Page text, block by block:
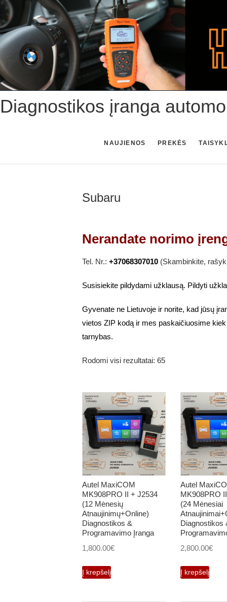
Skip
to
content
Diagnostikos įranga
NAUJIENOS PREKĖS
Subaru
Nerandate norimo
Tel. Nr.: +37068307010 (Skambinkite,
Susisiekite pildydami užklausą. Pildyti
Gyvenate ne Lietuvoje ir norite, kad jūsų
vietos ZIP kodą ir mes paskaičiuosime
tarnybas.
Rodomi visi rezultatai: 65
Autel MaxiCOM
MK908PRO II + J2534
(12 Mėnesių
Atnaujinimų+Online)
Diagnostikos &
Programavimo Įranga
1,800.00€
Į krepšelį
Autel
MK908PRO
(24 Mėnesiai
Diagnostikos
2,800.00€
Į krepšelį